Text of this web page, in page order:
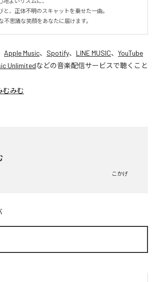
と、正体不明のスキャットを乗せた一曲。
不思議な笑顔をあなたに届けます。
Apple Music、 Spotify、 LINE MUSIC、 YouTube
Unlimitedなどの音楽配信サービスで聴くこと
むみむ
こかげ